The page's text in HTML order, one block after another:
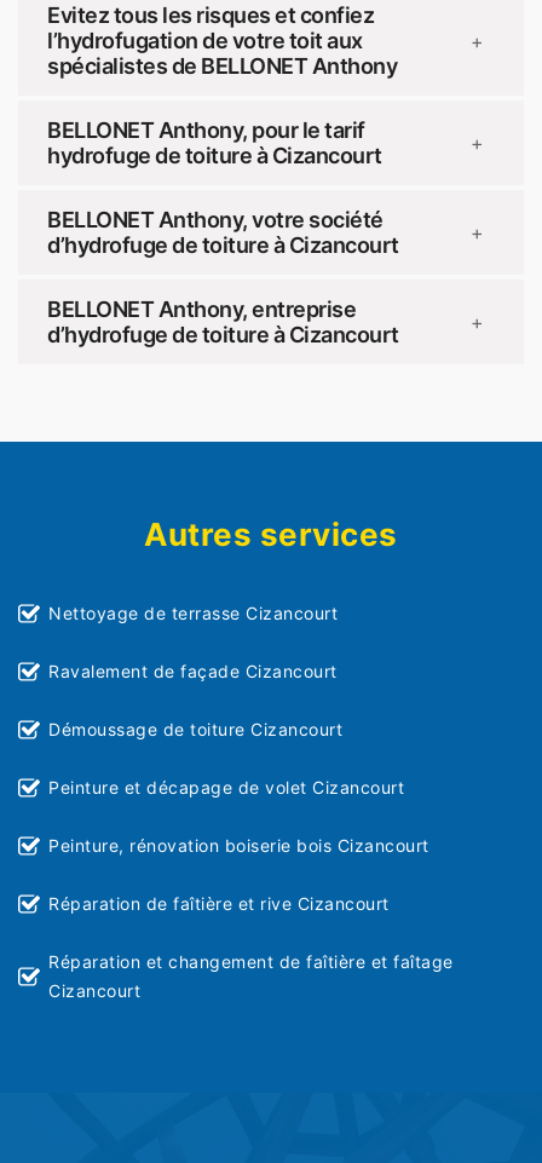
Evitez tous les risques et confiez
l’hydrofugation de votre toit aux
spécialistes de BELLONET Anthony
+
BELLONET Anthony, pour le tarif
hydrofuge de toiture à Cizancourt
+
BELLONET Anthony, votre société
d’hydrofuge de toiture à Cizancourt
+
BELLONET Anthony, entreprise
d’hydrofuge de toiture à Cizancourt
+
Autres services
Nettoyage de terrasse Cizancourt
Ravalement de façade Cizancourt
Démoussage de toiture Cizancourt
Peinture et décapage de volet Cizancourt
Peinture, rénovation boiserie bois Cizancourt
Réparation de faîtière et rive Cizancourt
Réparation et changement de faîtière et faîtage
Cizancourt